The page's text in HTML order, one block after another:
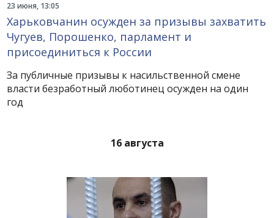
23 июня, 13:05
Харьковчанин осужден за призывы захватить
Чугуев, Порошенко, парламент и
присоединиться к России
За публичные призывы к насильственной смене
власти безработный люботинец осужден на один
год
16 августа